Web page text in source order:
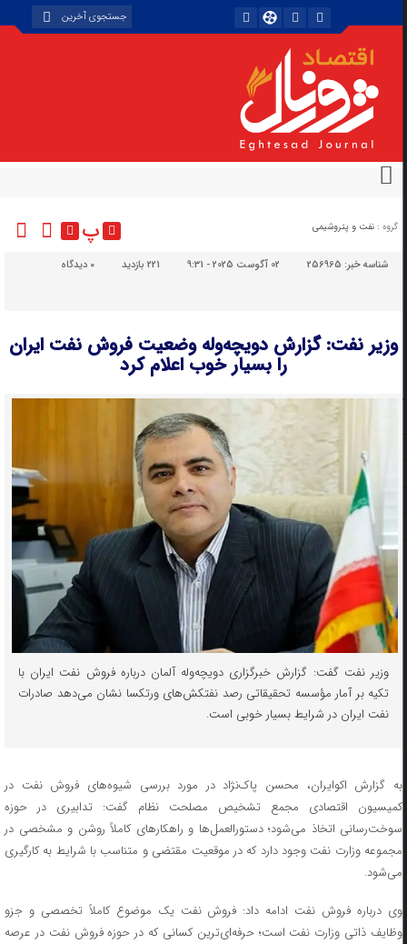
گروه : نفت و پتروشیمی پ
شناسه خبر:256965 02 آگوست 2025 - 9:31 221 بازدید دیدگاه
وزیر نفت: گزارش دویچه‌وله وضعیت فروش نفت ایران
را بسیار خوب اعلام کرد
​وزیر نفت گفت: گزارش خبرگزاری دویچه‌وله آلمان درباره فروش نفت ایران با
تکیه بر آمار مؤسسه تحقیقاتی رصد نفتکش‌های ورتکسا نشان می‌دهد صادرات
نفت ایران در شرایط بسیار خوبی است.
به گزارش اکوایران، محسن پاک‌نژاد در مورد بررسی شیوه‌های فروش نفت در
کمیسیون اقتصادی مجمع تشخیص مصلحت نظام گفت: تدابیری در حوزه
سوخت‌رسانی اتخاذ می‌شود؛ دستورالعمل‌ها و راهکارهای کاملاً روشن و مشخصی در
مجموعه وزارت نفت وجود دارد که در موقعیت مقتضی و متناسب با شرایط به کارگیری
می‌شود.
وی درباره فروش نفت ادامه داد: فروش نفت یک موضوع کاملاً تخصصی و جزو
وظایف ذاتی وزارت نفت است؛ حرفه‌ای‌ترین کسانی که در حوزه فروش نفت در عرصه